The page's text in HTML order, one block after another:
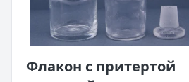
Флакон с притертой